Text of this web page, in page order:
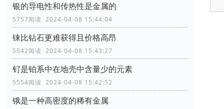
银的导电性和传热性是金属的
5757阅读 2024-04-08 15:44:04
铼比钻石更难获得且价格高昂
5542阅读 2024-04-08 15:43:27
钌是铂系中在地壳中含量少的元素
5554阅读 2024-04-08 15:42:52
锇是一种高密度的稀有金属